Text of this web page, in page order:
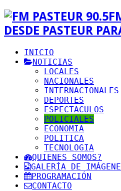
DESDE PASTEUR
INICIO
NOTICIAS
LOCALES
NACIONALES
INTERNACIONALES
DEPORTES
ESPECTACULOS
POLICIALES
ECONOMIA
POLITICA
TECNOLOGIA
QUIENES SOMOS?
GALERÍA DE
PROGRAMACIÓN
CONTACTO